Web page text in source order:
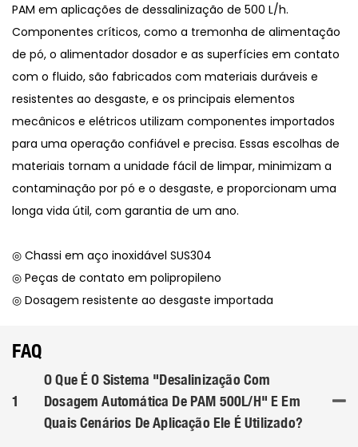
PAM em aplicações de dessalinização de 500 L/h.
Componentes críticos, como a tremonha de alimentação
de pó, o alimentador dosador e as superfícies em contato
com o fluido, são fabricados com materiais duráveis ​​e
resistentes ao desgaste, e os principais elementos
mecânicos e elétricos utilizam componentes importados
para uma operação confiável e precisa. Essas escolhas de
materiais tornam a unidade fácil de limpar, minimizam a
contaminação por pó e o desgaste, e proporcionam uma
longa vida útil, com garantia de um ano.
◎ Chassi em aço inoxidável SUS304
◎ Peças de contato em polipropileno
◎ Dosagem resistente ao desgaste importada
FAQ
1
O Que É O Sistema "Desalinização Com
Dosagem Automática De PAM 500L/h" E Em
Quais Cenários De Aplicação Ele É Utilizado?